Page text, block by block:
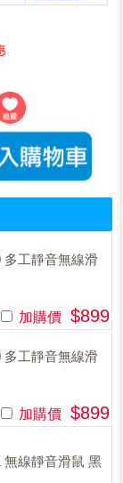
多工靜音無線滑
加購價 $899
多工靜音無線滑
加購價 $899
無線靜音滑鼠 黑